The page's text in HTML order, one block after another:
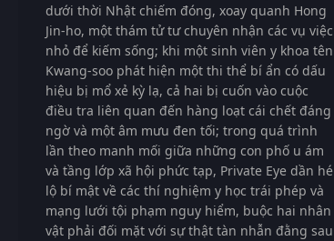
dưới thời Nhật chiếm đóng, xoay quanh Hong
Jin-ho, một thám tử tư chuyên nhận các vụ việc
nhỏ để kiếm sống; khi một sinh viên y khoa tên
Kwang-soo phát hiện một thi thể bí ẩn có dấu
hiệu bị mổ xẻ kỳ lạ, cả hai bị cuốn vào cuộc
điều tra liên quan đến hàng loạt cái chết đáng
ngờ và một âm mưu đen tối; trong quá trình
lần theo manh mối giữa những con phố u ám
và tầng lớp xã hội phức tạp, Private Eye dần hé
lộ bí mật về các thí nghiệm y học trái phép và
mạng lưới tội phạm nguy hiểm, buộc hai nhân
vật phải đối mặt với sự thật tàn nhẫn đằng sau